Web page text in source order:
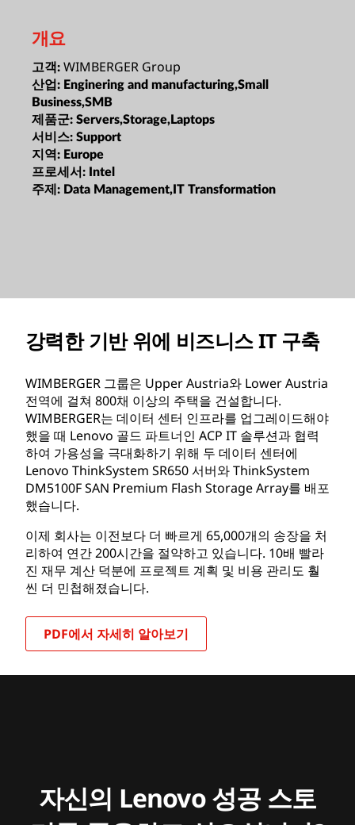
개요
고객: WIMBERGER Group
산업: Enginering and manufacturing,Small
Business,SMB
제품군: Servers,Storage,Laptops
서비스: Support
지역: Europe
프로세서: Intel
주제: Data Management,IT Transformation
강력한 기반 위에 비즈니스 IT 구축
WIMBERGER 그룹은 Upper Austria와 Lower Austria
전역에 걸쳐 800채 이상의 주택을 건설합니다.
WIMBERGER는 데이터 센터 인프라를 업그레이드해야
했을 때 Lenovo 골드 파트너인 ACP IT 솔루션과 협력
하여 가용성을 극대화하기 위해 두 데이터 센터에
Lenovo ThinkSystem SR650 서버와 ThinkSystem
DM5100F SAN Premium Flash Storage Array를 배포
했습니다.
이제 회사는 이전보다 더 빠르게 65,000개의 송장을 처
리하여 연간 200시간을 절약하고 있습니다. 10배 빨라
진 재무 계산 덕분에 프로젝트 계획 및 비용 관리도 훨
씬 더 민첩해졌습니다.
PDF에서 자세히 알아보기
자신의 Lenovo 성공 스토